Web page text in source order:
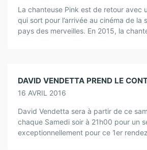
La chanteuse Pink est de retour avec
qui sort pour l’arrivée au cinéma de la
pays des merveilles. En 2015, la
16 AVRIL 2016
David Vendetta sera à partir de ce
chaque Samedi soir à 21h00 pour un
exceptionnellement pour ce 1er